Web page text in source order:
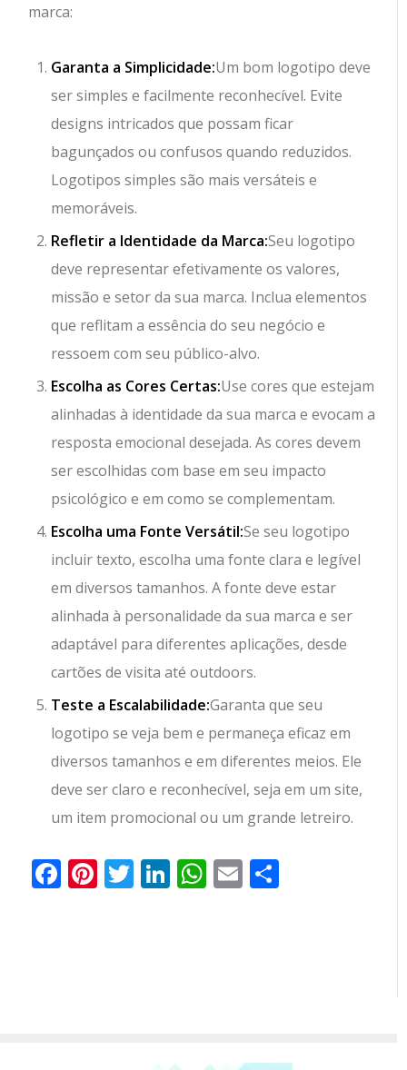
marca:
Garanta a Simplicidade:Um bom logotipo deve
ser simples e facilmente reconhecível. Evite
designs intricados que possam ficar
bagunçados ou confusos quando reduzidos.
Logotipos simples são mais versáteis e
memoráveis.
Refletir a Identidade da Marca:Seu logotipo
deve representar efetivamente os valores,
missão e setor da sua marca. Inclua elementos
que reflitam a essência do seu negócio e
ressoem com seu público-alvo.
Escolha as Cores Certas:Use cores que estejam
alinhadas à identidade da sua marca e evocam a
resposta emocional desejada. As cores devem
ser escolhidas com base em seu impacto
psicológico e em como se complementam.
Escolha uma Fonte Versátil:Se seu logotipo
incluir texto, escolha uma fonte clara e legível
em diversos tamanhos. A fonte deve estar
alinhada à personalidade da sua marca e ser
adaptável para diferentes aplicações, desde
cartões de visita até outdoors.
Teste a Escalabilidade:Garanta que seu
logotipo se veja bem e permaneça eficaz em
diversos tamanhos e em diferentes meios. Ele
deve ser claro e reconhecível, seja em um site,
um item promocional ou um grande letreiro.
Facebook
Pinterest
Twitter
LinkedIn
WhatsApp
Email